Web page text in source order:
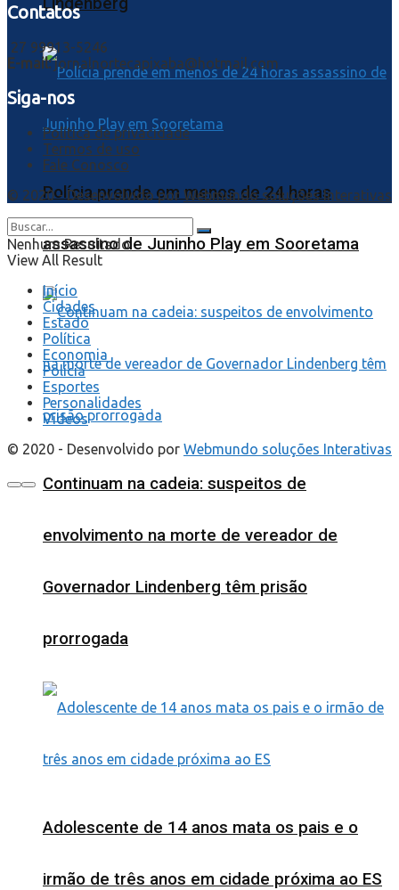
Polícia prende em menos de 24 horas
assassino de Juninho Play em Sooretama
Continuam na cadeia: suspeitos de
envolvimento na morte de vereador de
Governador Lindenberg têm prisão
prorrogada
Adolescente de 14 anos mata os pais e o
irmão de três anos em cidade próxima ao ES
Contatos
27 99913-5246
E-mail:jornalnortecapixaba@hotmail.com
Siga-nos
Política de privacidade
Termos de uso
Fale Conosco
© 2020 - Desenvolvido porWebmundo soluções Interativas
Nenhum Resultado
View All Result
Início
Cidades
Estado
Política
Economia
Polícia
Esportes
Personalidades
Videos
© 2020 - Desenvolvido por Webmundo soluções Interativas